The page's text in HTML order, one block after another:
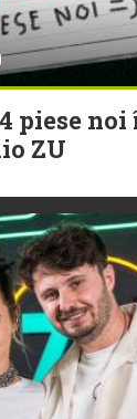
piese noi
ZU